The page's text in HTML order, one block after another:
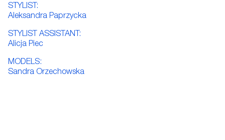
STYLIST:
Aleksandra Paprzycka
STYLIST ASSISTANT:
Alicja Piec
MODELS:
Sandra Orzechowska